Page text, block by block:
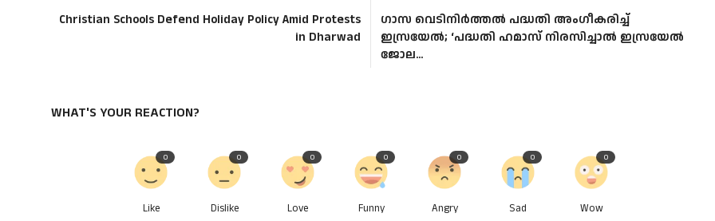
Christian Schools Defend Holiday Policy Amid Protests
in Dharwad
ഗാസ വെടിനിർത്തൽ പദ്ധതി അംഗീകരിച്ച്
ഇസ്രയേൽ; ‘പദ്ധതി ഹമാസ് നിരസിച്ചാൽ ഇസ്രയേൽ
ജോല...
WHAT'S YOUR REACTION?
Like
0
Dislike
0
Love
0
Funny
0
Angry
0
Sad
0
Wow
0